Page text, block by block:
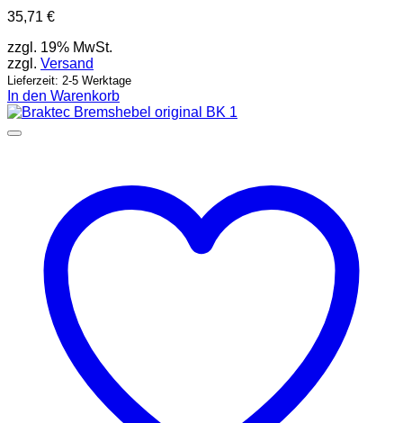
35,71 €
zzgl. 19% MwSt.
zzgl. Versand
Lieferzeit: 2-5 Werktage
In den Warenkorb